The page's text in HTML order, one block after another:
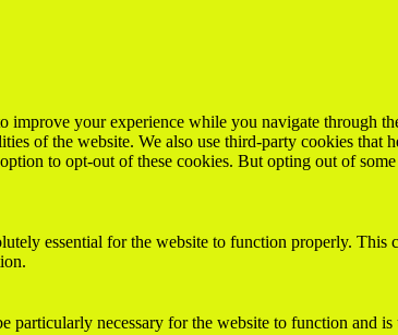
improve your experience while you navigate through
of the website. We also use third-party cookies
to opt-out of these cookies. But opting out of
essential for the website to function properly.
particularly necessary for the website to function and